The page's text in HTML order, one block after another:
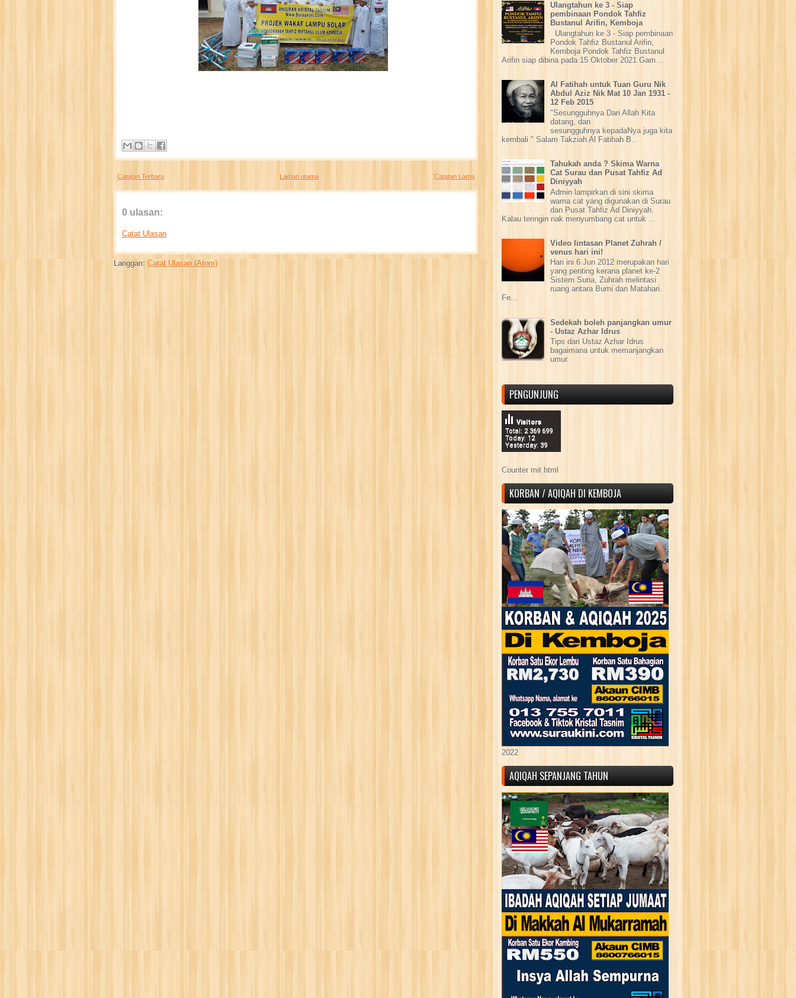
Catatan Terbaru Catatan Lama
Laman utama
0 ulasan:
Catat Ulasan
Langgan: Catat Ulasan (Atom)
Ulangtahun ke 3 - Siap
pembinaan Pondok Tahfiz
Bustanul Arifin, Kemboja
Ulangtahun ke 3 - Siap pembinaan
Pondok Tahfiz Bustanul Arifin,
Kemboja Pondok Tahfiz Bustanul
Arifin siap dibina pada 15 Oktober 2021 Gam...
Al Fatihah untuk Tuan Guru Nik
Abdul Aziz Nik Mat 10 Jan 1931 -
12 Feb 2015
"Sesungguhnya Dari Allah Kita
datang, dan
sesungguhnya kepadaNya juga kita
kembali " Salam Takziah Al Fatihah B...
Tahukah anda ? Skima Warna
Cat Surau dan Pusat Tahfiz Ad
Diniyyah
Admin lampirkan di sini skima
warna cat yang digunakan di Surau
dan Pusat Tahfiz Ad Diniyyah.
Kalau teringin nak menyumbang cat untuk ...
Video lintasan Planet Zuhrah /
venus hari ini!
Hari ini 6 Jun 2012 merupakan hari
yang penting kerana planet ke-2
Sistem Suria, Zuhrah melintasi
ruang antara Bumi dan Matahari.
Fe...
Sedekah boleh panjangkan umur
- Ustaz Azhar Idrus
Tips dari Ustaz Azhar Idrus
bagaimana untuk memanjangkan
umur.
PENGUNJUNG
Total: 2 369 699
Today: 12
Yesterday: 39
Visitors
Counter mit html
KORBAN / AQIQAH DI KEMBOJA
2022
AQIQAH SEPANJANG TAHUN